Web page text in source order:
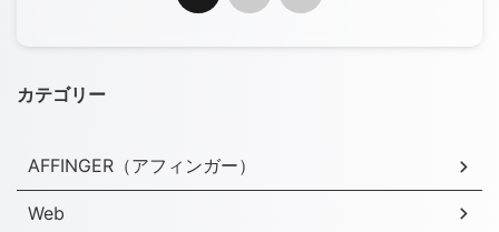
カテゴリー
AFFINGER（アフィンガー）
Web